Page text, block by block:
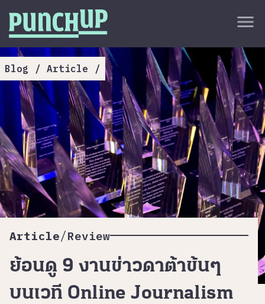
Skip to content
menu
close
About
Service
Project
Article
ลับด้านบน
Blog / Article /
Article/Review
ย้อนดู 9 งานข่าวดาต้าข้นๆ
บนเวที Online Journalism